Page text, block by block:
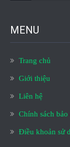
MENU
Trang chủ
Giới thiệu
Liên hệ
Chính sách bảo
Điều khoản sử